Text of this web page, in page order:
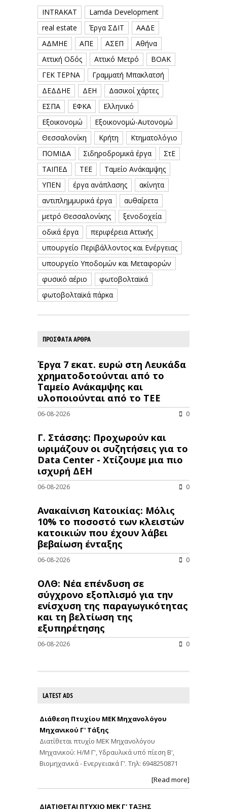
INTRAKAT
Lamda Development
real estate
Έργα ΣΔΙΤ
ΑΑΔΕ
ΑΔΜΗΕ
ΑΠΕ ΑΣΕΠ
Αθήνα
Αττική Οδός
Αττικό Μετρό
ΒΟΑΚ
ΓΕΚ ΤΕΡΝΑ
Γραμματή Μπακλατσή
ΔΕΔΔΗΕ
ΔΕΗ
Δασικοί χάρτες
ΕΣΠΑ
ΕΦΚΑ
Ελληνικό
Εξοικονομώ
Εξοικονομώ-Αυτονομώ
Θεσσαλονίκη
Κρήτη
Κτηματολόγιο
ΠΟΜΙΔΑ
Σιδηροδρομικά έργα
ΣτΕ
ΤΑΙΠΕΔ
ΤΕΕ
Ταμείο Ανάκαμψης
ΥΠΕΝ
έργα ανάπλασης
ακίνητα
αντιπλημμυρικά έργα
αυθαίρετα
μετρό Θεσσαλονίκης
ξενοδοχεία
οδικά έργα
περιφέρεια Αττικής
υπουργείο Περιβάλλοντος και Ενέργειας
υπουργείο Υποδομών και Μεταφορών
φυσικό αέριο
φωτοβολταϊκά
φωτοβολταϊκά πάρκα
ΠΡΟΣΦΑΤΑ ΑΡΘΡΑ
Έργα 7 εκατ. ευρώ στη Λευκάδα
χρηματοδοτούνται από το
Ταμείο Ανάκαμψης και
υλοποιούνται από το ΤΕΕ
06-08-2026 0
Γ. Στάσσης: Προχωρούν και
ωριμάζουν οι συζητήσεις για το
Data Center - Χτίζουμε μια πιο
ισχυρή ΔΕΗ
06-08-2026 0
Ανακαίνιση Κατοικίας: Μόλις
10% το ποσοστό των κλειστών
κατοικιών που έχουν λάβει
βεβαίωση ένταξης
06-08-2026 0
ΟΛΘ: Νέα επένδυση σε
σύγχρονο εξοπλισμό για την
ενίσχυση της παραγωγικότητας
και τη βελτίωση της
εξυπηρέτησης
06-08-2026 0
LATEST ADS
Διάθεση Πτυχίου ΜΕΚ Μηχανολόγου
Μηχανικού Γ' Τάξης
Διατίθεται πτυχίο ΜΕΚ Μηχανολόγου
Μηχανικού: Η/Μ Γ', Υδραυλικά υπό πίεση Β',
Βιομηχανικά - Ενεργειακά Γ'. Τηλ: 6948250871
[Read more]
ΔΙΑΤΙΘΕΤΑΙ ΠΤΥΧΙΟ ΜΕΚ Γ' ΤΑΞΗΣ